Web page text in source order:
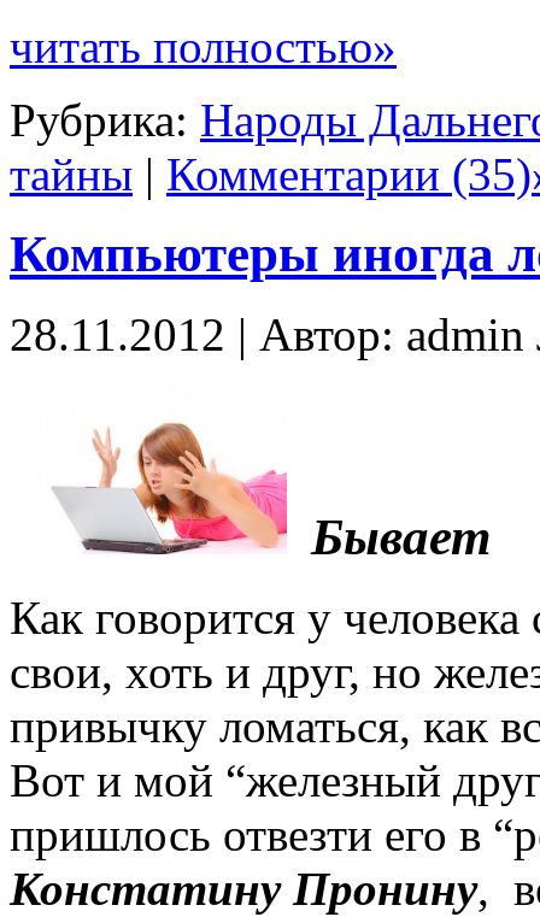
читать полностью»
Рубрика: Народы
тайны | Комментарии
Компьютеры иногда
28.11.2012 | Автор:
Бывает
Как говорится у
свои, хоть и друг, но
привычку ломаться, как
Вот и мой “железный
пришлось отвезти его в
Констатину Пронину,